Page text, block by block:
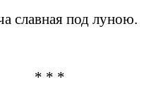
славная под луною.
* * *